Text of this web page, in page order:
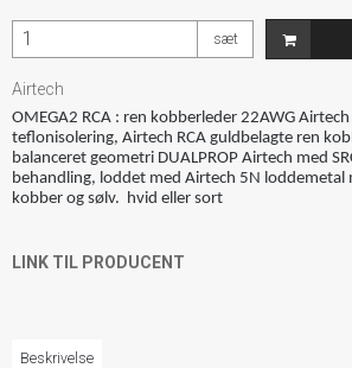
sæt
Airtech
OMEGA2 RCA : ren kobberleder 22AWG Airtech
teflonisolering, Airtech RCA guldbelagte ren
balanceret geometri DUALPROP Airtech med
behandling, loddet med Airtech 5N
kobber og sølv. hvid eller sort
LINK TIL PRODUCENT
Beskrivelse